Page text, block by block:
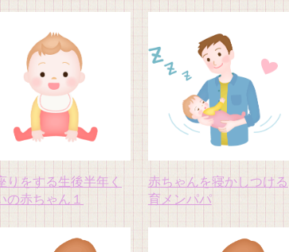
りをする生後半年く
の赤ちゃん１
赤ちゃんを寝かしつける
育メンパパ